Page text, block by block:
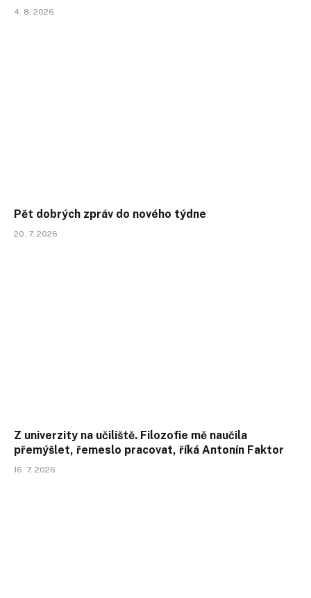
4. 8. 2026
Pět dobrých zpráv do nového týdne
20. 7. 2026
Z univerzity na učiliště. Filozofie mě naučila
přemýšlet, řemeslo pracovat, říká Antonín Faktor
16. 7. 2026